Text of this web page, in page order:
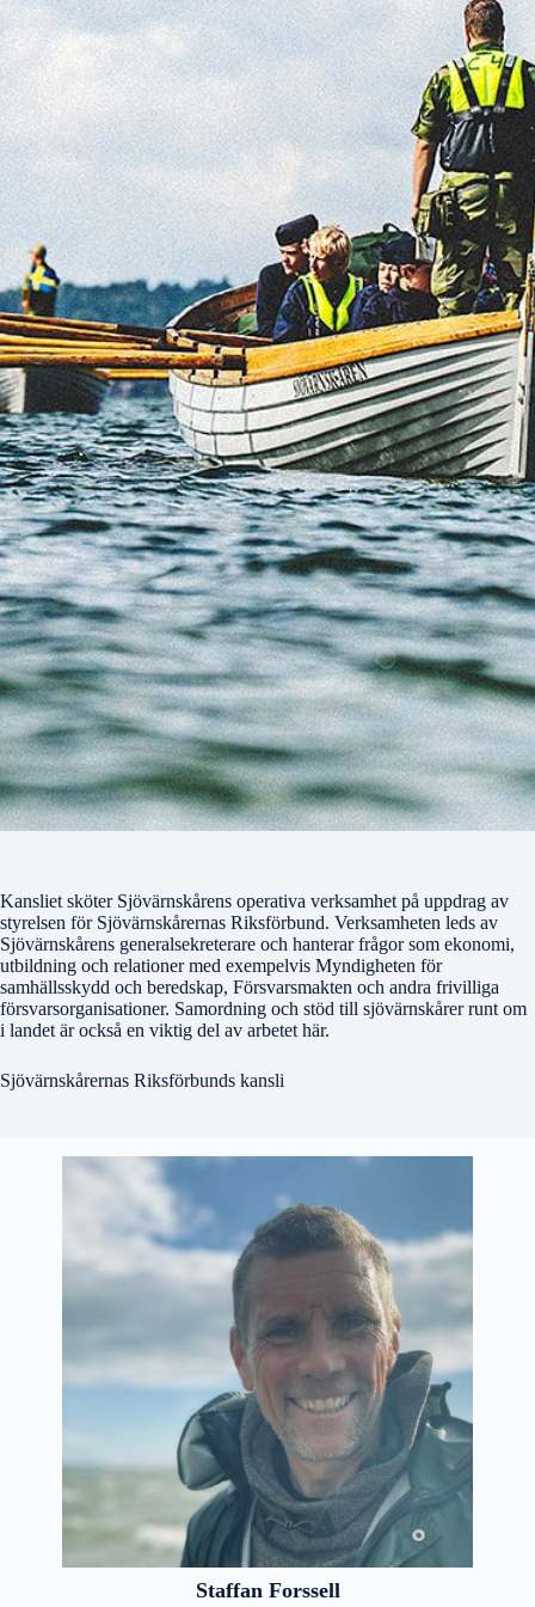
Kansliet sköter Sjövärnskårens operativa verksamhet på uppdrag av
styrelsen för Sjövärnskårernas Riksförbund. Verksamheten leds av
Sjövärnskårens generalsekreterare och hanterar frågor som ekonomi,
utbildning och relationer med exempelvis Myndigheten för
samhällsskydd och beredskap, Försvarsmakten och andra frivilliga
försvarsorganisationer. Samordning och stöd till sjövärnskårer runt om
i landet är också en viktig del av arbetet här.
Sjövärnskårernas Riksförbunds kansli
Staffan Forssell